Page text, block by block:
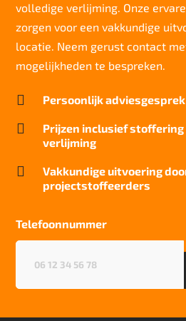
volledige verlijming. Onze
zorgen voor een vakkundige
locatie. Neem gerust contact
mogelijkheden te bespreken.
 Persoonlijk

Prijzen inclusief stoffering
verlijming

Vakkundige uitvoering
projectstoffeerders
Telefoonnummer